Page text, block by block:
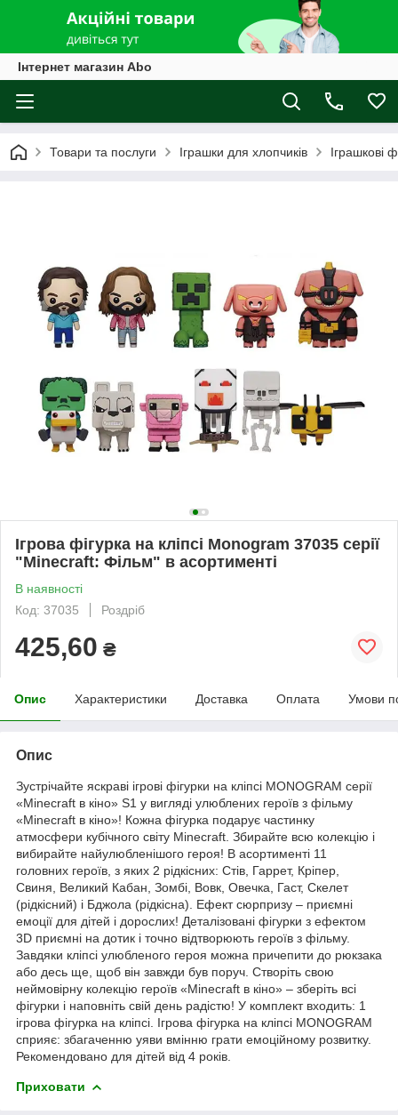
Інтернет магазин Abo
Товари та послуги Іграшки для хлопчиків Іграшкові
Ігрова фігурка на кліпсі Monogram 37035 серії
"Minecraft: Фільм" в асортименті
В наявності
Код: 37035
Роздріб
425,60 ₴
Опис Характеристики Доставка Оплата Умови
Опис
Зустрічайте яскраві ігрові фігурки на кліпсі MONOGRAM серії
«Minecraft в кіно» S1 у вигляді улюблених героїв з фільму
«Minecraft в кіно»! Кожна фігурка подарує частинку
атмосфери кубічного світу Minecraft. Збирайте всю колекцію і
вибирайте найулюбленішого героя! В асортименті 11
головних героїв, з яких 2 рідкісних: Стів, Гаррет, Кріпер,
Свиня, Великий Кабан, Зомбі, Вовк, Овечка, Гаст, Скелет
(рідкісний) і Бджола (рідкісна). Ефект сюрпризу – приємні
емоції для дітей і дорослих! Деталізовані фігурки з ефектом
3D приємні на дотик і точно відтворюють героїв з фільму.
Завдяки кліпсі улюбленого героя можна причепити до рюкзака
або десь ще, щоб він завжди був поруч. Створіть свою
неймовірну колекцію героїв «Minecraft в кіно» – зберіть всі
фігурки і наповніть свій день радістю! У комплект входить: 1
ігрова фігурка на кліпсі. Ігрова фігурка на кліпсі MONOGRAM
сприяє: збагаченню уяви вмінню грати емоційному розвитку.
Рекомендовано для дітей від 4 років.
Приховати